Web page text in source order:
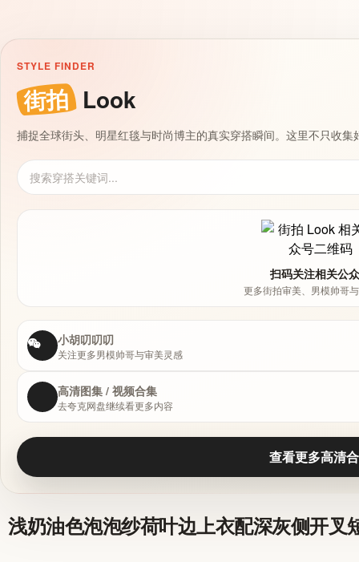
STYLE FINDER
街拍 Look
捕捉全球街头、明星红毯与时尚博主的真实穿搭瞬间。这里不只收
扫码关注相关公
更多街拍审美、男模帅哥
小胡叨叨叨
关注更多男模帅哥与审美灵感
高清图集 / 视频合集
去夸克网盘继续看更多内容
查看更多高清
浅奶油色泡泡纱荷叶边上衣配深灰侧开